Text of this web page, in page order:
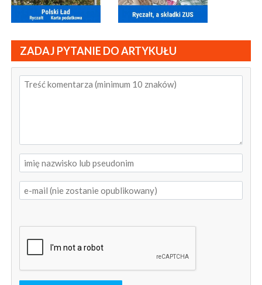
ZADAJ PYTANIE DO ARTYKUŁU